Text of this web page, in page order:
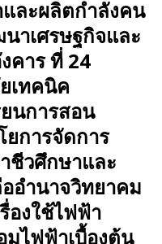
ละผลิตกำลังคน
าเศรษฐกิจและ
คาร ที่ 24
เทคนิค
นการสอน
ยการจัดการ
ชีวศึกษาและ
อำนาจวิทยาคม
องใช้ไฟฟ้า
มไฟฟ้าเบื้องต้น